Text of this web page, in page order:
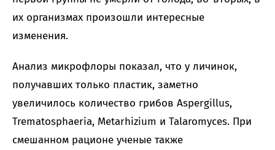
их организмах произошли интересные
изменения.
Анализ микрофлоры показал, что у личинок,
получавших только пластик, заметно
увеличилось количество грибов Aspergillus,
Trematosphaeria, Metarhizium и Talaromyces. При
смешанном рационе ученые также